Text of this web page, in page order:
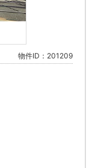
物件ID：201209